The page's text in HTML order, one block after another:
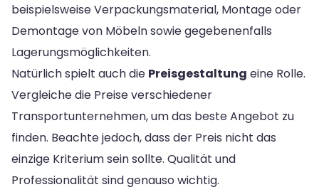
beispielsweise Verpackungsmaterial, Montage oder
Demontage von Möbeln sowie gegebenenfalls
Lagerungsmöglichkeiten.
Natürlich spielt auch die Preisgestaltung eine Rolle.
Vergleiche die Preise verschiedener
Transportunternehmen, um das beste Angebot zu
finden. Beachte jedoch, dass der Preis nicht das
einzige Kriterium sein sollte. Qualität und
Professionalität sind genauso wichtig.